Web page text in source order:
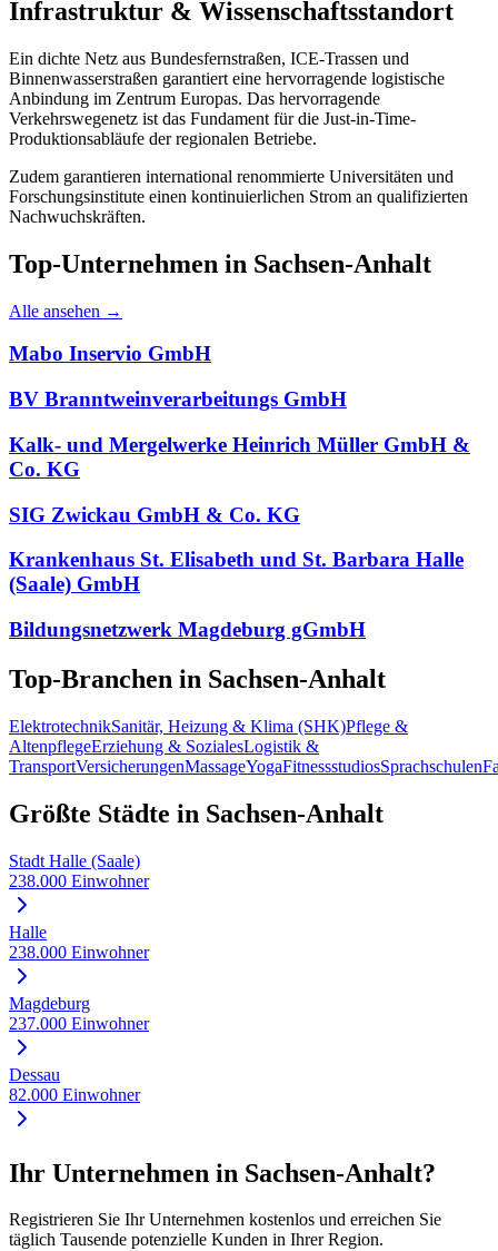
Infrastruktur & Wissenschaftsstandort
Ein dichte Netz aus Bundesfernstraßen, ICE-Trassen und
Binnenwasserstraßen garantiert eine hervorragende logistische
Anbindung im Zentrum Europas. Das hervorragende
Verkehrswegenetz ist das Fundament für die Just-in-Time-
Produktionsabläufe der regionalen Betriebe.
Zudem garantieren international renommierte Universitäten und
Forschungsinstitute einen kontinuierlichen Strom an qualifizierten
Nachwuchskräften.
Top-Unternehmen in Sachsen-Anhalt
Alle ansehen →
Mabo Inservio GmbH
BV Branntweinverarbeitungs GmbH
Kalk- und Mergelwerke Heinrich Müller GmbH &
Co. KG
SIG Zwickau GmbH & Co. KG
Krankenhaus St. Elisabeth und St. Barbara Halle
(Saale) GmbH
Bildungsnetzwerk Magdeburg gGmbH
Top-Branchen in Sachsen-Anhalt
ElektrotechnikSanitär, Heizung & Klima (SHK)Pflege &
AltenpflegeErziehung & SozialesLogistik &
TransportVersicherungenMassageYogaFitnessstudiosSprachschulen
Größte Städte in Sachsen-Anhalt
Stadt Halle (Saale)
238.000 Einwohner
Halle
238.000 Einwohner
Magdeburg
237.000 Einwohner
Dessau
82.000 Einwohner
Ihr Unternehmen in Sachsen-Anhalt?
Registrieren Sie Ihr Unternehmen kostenlos und erreichen Sie
täglich Tausende potenzielle Kunden in Ihrer Region.